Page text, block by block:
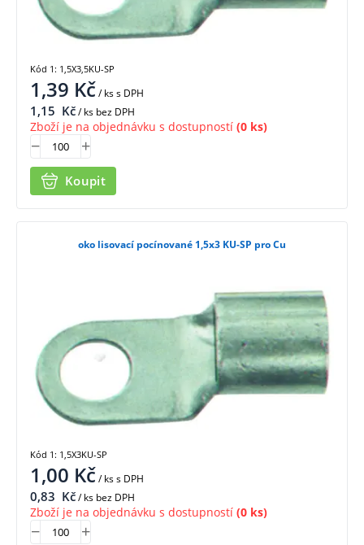
1,39 Kč/ kss DPH
1,15 Kč/ ks bez DPH
Zboží je na objednávku s dostupností (0 ks)
Koupit
Kód 1: 1,5X3,5KU-SP
oko lisovací pocínované 1,5x3 KU-SP pro Cu
1,00 Kč/ kss DPH
0,83 Kč/ ks bez DPH
Zboží je na objednávku s dostupností (0 ks)
Kód 1: 1,5X3KU-SP